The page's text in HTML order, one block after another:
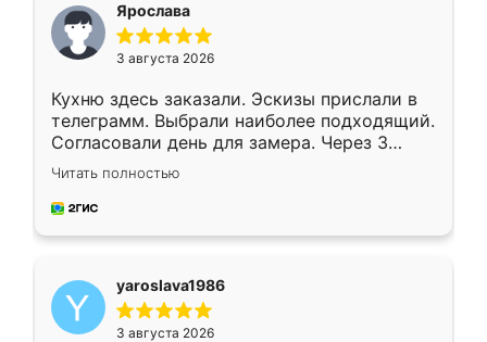
Ярослава
3 августа 2026
Кухню здесь заказали. Эскизы прислали в
телеграмм. Выбрали наиболее подходящий.
Согласовали день для замера. Через 3
недели кухня была уже готова. Остались
довольны работой. Спасибо Ренессанс
мебель за качественную работу!
Читать полностью
yaroslava1986
3 августа 2026